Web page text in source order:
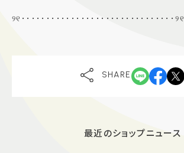
୨୧･･･････････････････････････････୨୧
SHARE
最近のショップニュース